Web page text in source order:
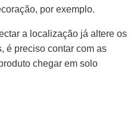
por exemplo.
a localização já altere os
é preciso contar com as
chegar em solo